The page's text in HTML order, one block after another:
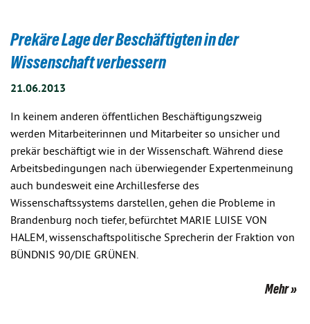
Prekäre Lage der Beschäftigten in der
Wissenschaft verbessern
21.06.2013
In keinem anderen öffentlichen Beschäftigungszweig
werden Mitarbeiterinnen und Mitarbeiter so unsicher und
prekär beschäftigt wie in der Wissenschaft. Während diese
Arbeitsbedingungen nach überwiegender Expertenmeinung
auch bundesweit eine Archillesferse des
Wissenschaftssystems darstellen, gehen die Probleme in
Brandenburg noch tiefer, befürchtet MARIE LUISE VON
HALEM, wissenschaftspolitische Sprecherin der Fraktion von
BÜNDNIS 90/DIE GRÜNEN.
Mehr